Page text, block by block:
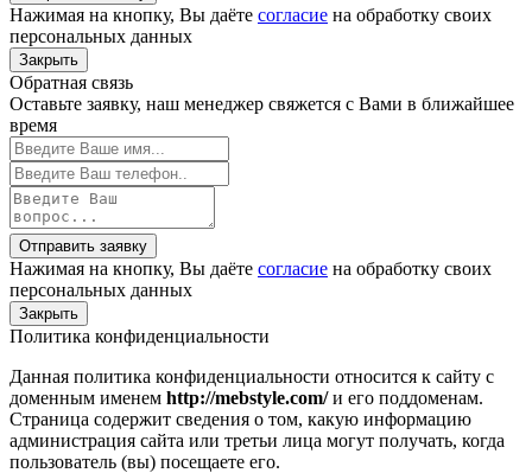
Нажимая на кнопку, Вы даёте согласие на обработку своих
персональных данных
Закрыть
Обратная связь
Оставьте заявку, наш менеджер свяжется с Вами в ближайшее
время
Отправить заявку
Нажимая на кнопку, Вы даёте согласие на обработку своих
персональных данных
Закрыть
Политика конфиденциальности
Данная политика конфиденциальности относится к сайту с
доменным именем http://mebstyle.com/и его поддоменам.
Страница содержит сведения о том, какую информацию
администрация сайта или третьи лица могут получать, когда
пользователь (вы) посещаете его.